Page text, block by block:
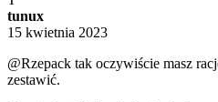
tunux
15 kwietnia 2023
@Rzepack tak oczywiście masz
zestawić.